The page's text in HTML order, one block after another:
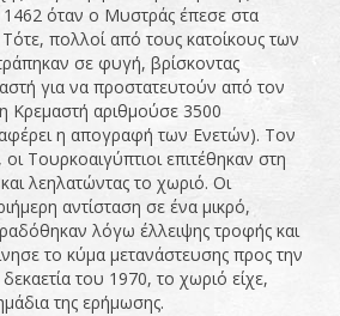
1462 όταν ο Μυστράς έπεσε στα
πολλοί από τους κατοίκους των
σε φυγή, βρίσκοντας
για να προστατευτούν από τον
Κρεμαστή αριθμούσε 3500
η απογραφή των Ενετών). Τον
Τουρκοαιγύπτιοι επιτέθηκαν στη
λεηλατώντας το χωριό. Οι
αντίσταση σε ένα μικρό,
λόγω έλλειψης τροφής και
το κύμα μετανάστευσης προς την
του 1970, το χωριό είχε,
της ερήμωσης.